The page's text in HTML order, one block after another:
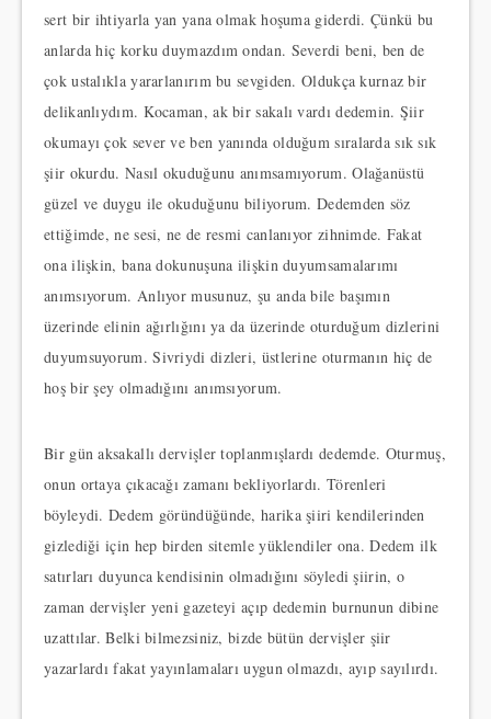
sert bir ihtiyarla yan yana olmak hoşuma giderdi. Çünkü bu
anlarda hiç korku duymazdım ondan. Severdi beni, ben de
çok ustalıkla yararlanırım bu sevgiden. Oldukça kurnaz bir
delikanlıydım. Kocaman, ak bir sakalı vardı dedemin. Şiir
okumayı çok sever ve ben yanında olduğum sıralarda sık sık
şiir okurdu. Nasıl okuduğunu anımsamıyorum. Olağanüstü
güzel ve duygu ile okuduğunu biliyorum. Dedemden söz
ettiğimde, ne sesi, ne de resmi canlanıyor zihnimde. Fakat
ona ilişkin, bana dokunuşuna ilişkin duyumsamalarımı
anımsıyorum. Anlıyor musunuz, şu anda bile başımın
üzerinde elinin ağırlığını ya da üzerinde oturduğum dizlerini
duyumsuyorum. Sivriydi dizleri, üstlerine oturmanın hiç de
hoş bir şey olmadığını anımsıyorum.
Bir gün aksakallı dervişler toplanmışlardı dedemde. Oturmuş,
onun ortaya çıkacağı zamanı bekliyorlardı. Törenleri
böyleydi. Dedem göründüğünde, harika şiiri kendilerinden
gizlediği için hep birden sitemle yüklendiler ona. Dedem ilk
satırları duyunca kendisinin olmadığını söyledi şiirin, o
zaman dervişler yeni gazeteyi açıp dedemin burnunun dibine
uzattılar. Belki bilmezsiniz, bizde bütün dervişler şiir
yazarlardı fakat yayınlamaları uygun olmazdı, ayıp sayılırdı.